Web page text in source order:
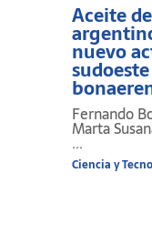
Aceite
nuevo
sudoeste
Fernando
Marta
...
Ciencia y